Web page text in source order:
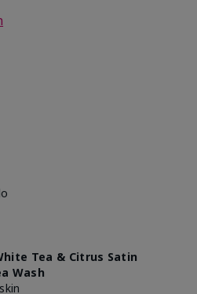
Tea & Citrus Satin
Wash